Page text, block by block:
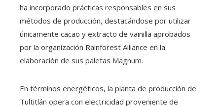
ha incorporado prácticas responsables en sus
métodos de producción, destacándose por utilizar
únicamente cacao y extracto de vainilla aprobados
por la organización Rainforest Alliance en la
elaboración de sus paletas Magnum.
En términos energéticos, la planta de producción de
Tultitlán opera con electricidad proveniente de